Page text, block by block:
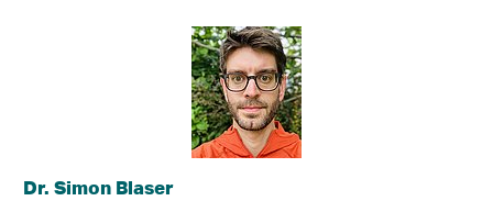
Dr. Simon Blaser